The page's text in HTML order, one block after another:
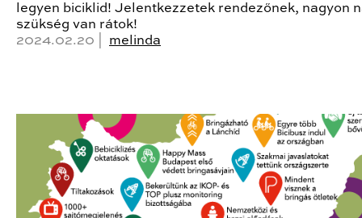
legyen biciklid! Jelentkezzetek rendezőnek, nagyon
szükség van rátok!
2024.02.20 | melinda